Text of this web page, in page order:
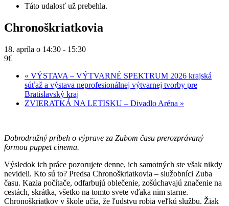
Táto udalosť už prebehla.
Chronoškriatkovia
18. apríla o 14:30 - 15:30
9€
« VÝSTAVA – VÝTVARNÉ SPEKTRUM 2026 krajská
súťaž a výstava neprofesionálnej výtvarnej tvorby pre
Bratislavský kraj
ZVIERATKÁ NA LETISKU – Divadlo Aréna »
Dobrodružný príbeh o výprave za Zubom času prerozprávaný
formou puppet cinema.
Výsledok ich práce pozorujete denne, ich samotných ste však nikdy
nevideli. Kto sú to? Predsa Chronoškriatkovia – služobníci Zuba
času. Kazia počítače, odfarbujú oblečenie, zošúchavajú značenie na
cestách, skrátka, všetko na tomto svete vďaka nim starne.
Chronoškriatkov v škole učia, že ľudstvu robia veľkú službu. Žiak